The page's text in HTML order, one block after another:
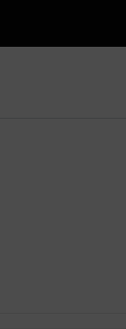
mit Suchwort